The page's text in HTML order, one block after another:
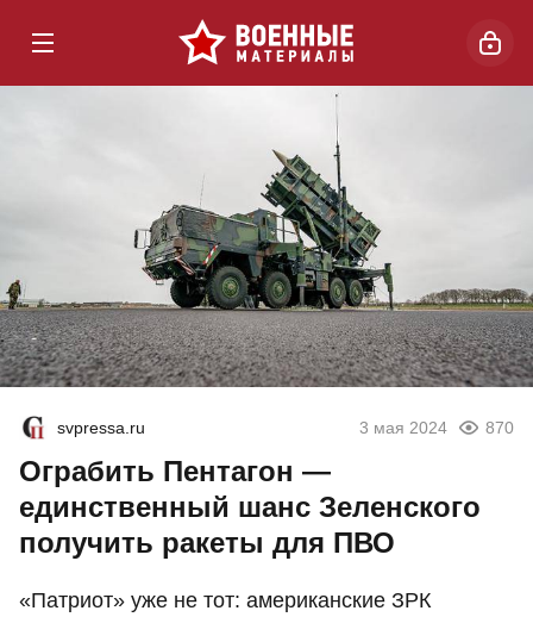
svpressa.ru 3 мая 2024 870
Ограбить Пентагон —
единственный шанс Зеленского
получить ракеты для ПВО
«Патриот» уже не тот: американские ЗРК